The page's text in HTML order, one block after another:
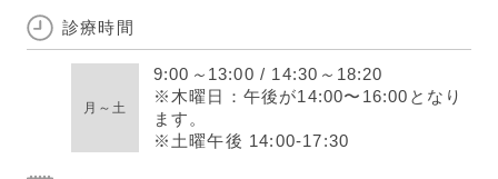
診療時間
月～土
9:00 ～ 13:00 / 14:30 ～ 18:20
※木曜日：午後が14:00〜16:00となり
ます。
※土曜午後 14:00-17:30